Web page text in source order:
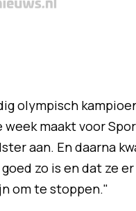
olympisch
maakt voor
aan. En daarna
zo is en dat ze
om te stoppen."